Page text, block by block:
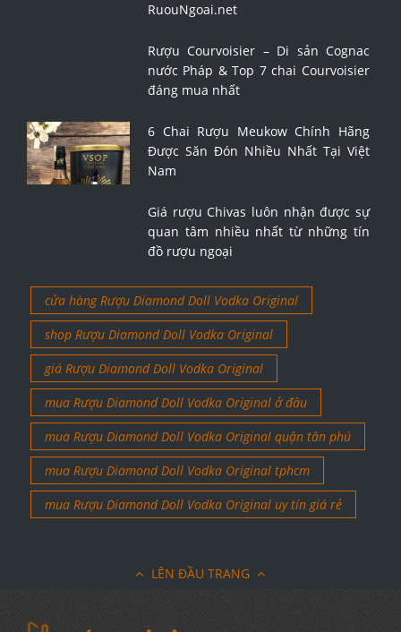
RuouNgoai.net
Rượu Courvoisier – Di sản Cognac
nước Pháp & Top 7 chai Courvoisier
đáng mua nhất
6 Chai Rượu Meukow Chính Hãng
Được Săn Đón Nhiều Nhất Tại Việt
Nam
Giá rượu Chivas luôn nhận được sự
quan tâm nhiều nhất từ những tín
đồ rượu ngoại
cửa hàng Rượu Diamond Doll Vodka Original
shop Rượu Diamond Doll Vodka Original
giá Rượu Diamond Doll Vodka Original
mua Rượu Diamond Doll Vodka Original ở đâu
mua Rượu Diamond Doll Vodka Original quận tân phú
mua Rượu Diamond Doll Vodka Original tphcm
mua Rượu Diamond Doll Vodka Original uy tín giá rẻ
LÊN ĐẦU TRANG